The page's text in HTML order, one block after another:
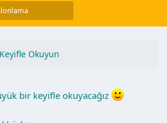
Okuyun
bir keyifle okuyacağız